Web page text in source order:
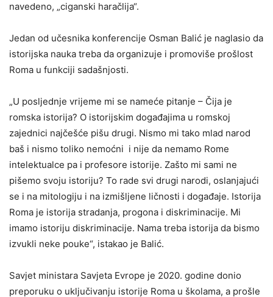
navedeno, „ciganski haračlija“.
Jedan od učesnika konferencije Osman Balić je naglasio da
istorijska nauka treba da organizuje i promoviše prošlost
Roma u funkciji sadašnjosti.
„U posljednje vrijeme mi se nameće pitanje – Čija je
romska istorija? O istorijskim događajima u romskoj
zajednici najčešće pišu drugi. Nismo mi tako mlad narod
baš i nismo toliko nemoćni i nije da nemamo Rome
intelektualce pa i profesore istorije. Zašto mi sami ne
pišemo svoju istoriju? To rade svi drugi narodi, oslanjajući
se i na mitologiju i na izmišljene ličnosti i događaje. Istorija
Roma je istorija stradanja, progona i diskriminacije. Mi
imamo istoriju diskriminacije. Nama treba istorija da bismo
izvukli neke pouke“, istakao je Balić.
Savjet ministara Savjeta Evrope je 2020. godine donio
preporuku o uključivanju istorije Roma u školama, a prošle